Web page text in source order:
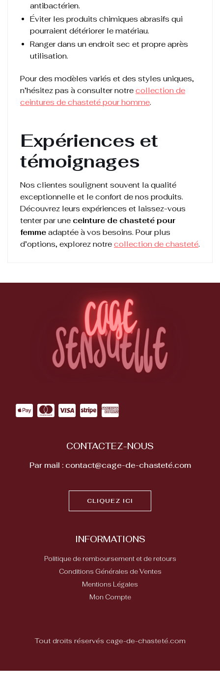
antibactérien.
Éviter les produits chimiques abrasifs qui
pourraient détériorer le matériau.
Ranger dans un endroit sec et propre après
utilisation.
Pour des modèles variés et des styles uniques,
n’hésitez pas à consulter notre collection de
ceintures de chasteté pour homme.
Expériences et
témoignages
Nos clientes soulignent souvent la qualité
exceptionnelle et le confort de nos produits.
Découvrez leurs expériences et laissez-vous
tenter par une ceinture de chasteté pour
femme adaptée à vos besoins. Pour plus
d’options, explorez notre collection de chasteté.
CONTACTEZ-NOUS
Par mail : contact@cage-de-chasteté.com
CLIQUEZ ICI
INFORMATIONS
Politique de remboursement et de retours
Conditions Générales de Ventes
Mentions Légales
Mon Compte
Tout droits réservés cage-de-chasteté.com